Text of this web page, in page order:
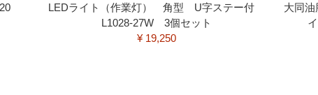
LEDライト（作業灯） 角型 U字ステー付
L1028-27W 3個セット
¥ 19,250
大同